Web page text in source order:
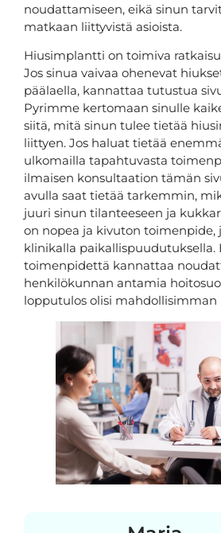
noudattamiseen, eikä sinun
matkaan liittyvistä asioista.
Hiusimplantti on toimiva
Jos sinua vaivaa ohenevat
päälaella, kannattaa tutustua
Pyrimme kertomaan sinulle
siitä, mitä sinun tulee tietää
liittyen. Jos haluat tietää
ulkomailla tapahtuvasta
ilmaisen konsultaation tämän
avulla saat tietää tarkemmin,
juuri sinun tilanteeseen ja
on nopea ja kivuton toimenpide,
klinikalla paikallispuudutuksella.
toimenpidettä kannattaa
henkilökunnan antamia
lopputulos olisi mahdollisimman